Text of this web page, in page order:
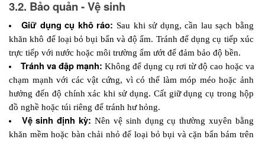
3.2. Bảo quản - Vệ sinh
Giữ dụng cụ khô ráo: Sau khi sử dụng, cần lau sạch bằng
khăn khô để loại bỏ bụi bẩn và độ ẩm. Tránh để dụng cụ tiếp xúc
trực tiếp với nước hoặc môi trường ẩm ướt để đảm bảo độ bền.
Tránh va đập mạnh: Không để dụng cụ rơi từ độ cao hoặc va
chạm mạnh với các vật cứng, vì có thể làm móp méo hoặc ảnh
hưởng đến độ chính xác khi sử dụng. Cất giữ dụng cụ trong hộp
đồ nghề hoặc túi riêng để tránh hư hỏng.
Vệ sinh định kỳ: Nên vệ sinh dụng cụ thường xuyên bằng
khăn mềm hoặc bàn chải nhỏ để loại bỏ bụi và cặn bẩn bám trên